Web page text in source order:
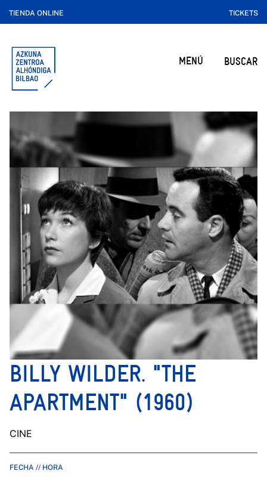
TIENDA ONLINE TICKETS
MENÚ BUSCAR
BILLY WILDER. "THE
APARTMENT" (1960)
CINE
FECHA // HORA